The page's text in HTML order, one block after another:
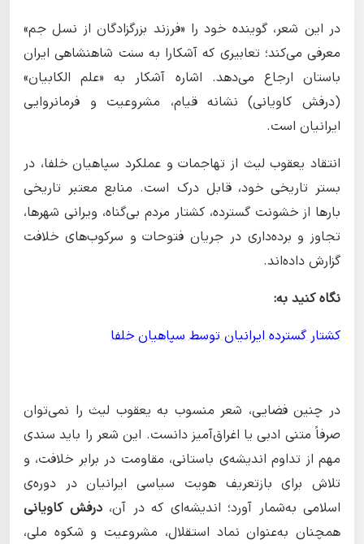
در این شعر، گوینده خود را «فرزند بزرگزادگان از نسل جم»
معرفی می‌کند؛ تعابیری که آشکارا به سنت شاهنشاهی ایران
باستان ارجاع می‌دهد. اشاره آشکار به «علم الکابیان»
(درفش کاویانی) نشانه قیام، مشروعیت و فرمانروایی
ایرانیان است.
انتقاد یعقوب لیث از تهاجمات و عملکرد سپاهیان خلفا، در
بستر تاریخی خود، قابل درک است. منابع معتبر تاریخی
بارها از خشونت گسترده، کشتار مردم بی‌گناه، ویرانی شهرها،
تجاوز و برده‌داری در جریان فتوحات و سرکوب‌های خلافت
گزارش داده‌اند.
نگاه کنید به:
کشتار گسترده ایرانیان توسط سپاهیان خلفا
در چنین فضایی، شعر منسوب به یعقوب لیث را نمی‌توان
صرفاً متنی ادبی یا اغراق‌آمیز دانست. این شعر را باید سندی
مهم از تداوم اندیشه‌ی باستانی، مقاومت در برابر خلافت، و
تلاش برای بازتعریف هویت سیاسی ایرانیان در دوره‌ی
اسلامی به‌شمار آورد؛ اندیشه‌ای که در آن،درفش کاویانی
همچنان به‌عنوان نماد استقلال، مشروعیت و شکوه ملی،